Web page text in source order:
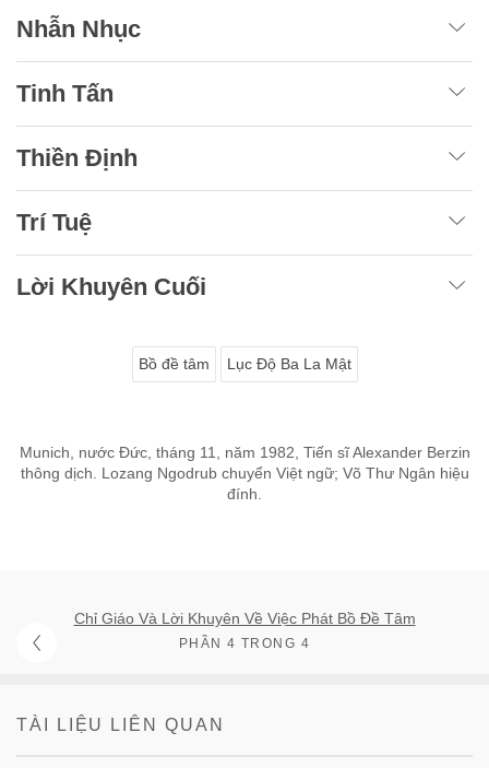
Nhẫn Nhục
Tinh Tấn
Thiền Định
Trí Tuệ
Lời Khuyên Cuối
Bồ đề tâm Lục Độ Ba La Mật
Munich, nước Đức, tháng 11, năm 1982, Tiến sĩ Alexander Berzin
thông dịch. Lozang Ngodrub chuyển Việt ngữ; Võ Thư Ngân hiệu
đính.
Chỉ Giáo Và Lời Khuyên Về Việc Phát Bồ Đề Tâm
PHẦN 4 TRONG 4
TÀI LIỆU LIÊN QUAN